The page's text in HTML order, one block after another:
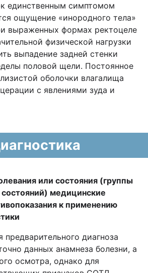
единственным симптомом
ощущение «инородного тела»
выраженных формах ректоцеле
физической нагрузки
выпадение задней стенки
половой щели. Постоянное
оболочки влагалища
с явлениями зуда и
или состояния (группы
медицинские
к применению
предварительного диагноза
данных анамнеза болезни, а
осмотра, однако для